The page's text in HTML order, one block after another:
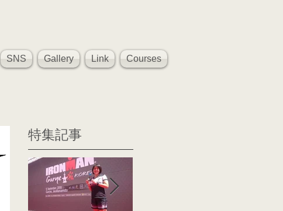
SNS Gallery Link Courses
特集記事